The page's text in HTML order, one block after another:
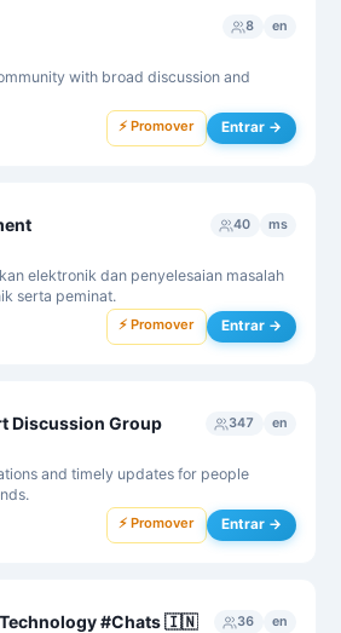
8 en
with broad discussion and
⚡ Promover Entrar →
40 ms
elektronik dan penyelesaian masalah
serta peminat.
⚡ Promover Entrar →
Discussion Group 347 en
and timely updates for people
⚡ Promover Entrar →
Technology #Chats 🇮🇳 36 en